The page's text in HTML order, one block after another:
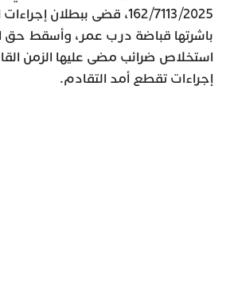
162/7113/2025، قضى ببطلان
باشرتها قباضة درب عمر، وأسقط حق
استخلاص ضرائب مضى عليها الزمن
إجراءات تقطع أمد التقادم.